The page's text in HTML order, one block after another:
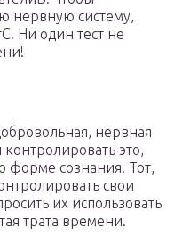
нервную систему,
Ни один тест не
нервная
это,
форме сознания. Тот,
свои
их использовать
трата времени.